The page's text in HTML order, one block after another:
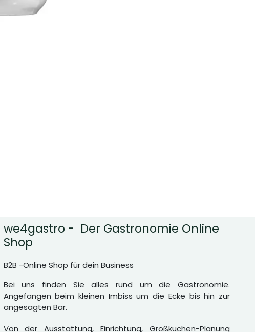
we4gastro - Der Gastronomie Online
Shop
B2B -Online Shop für dein Business
Bei uns finden Sie alles rund um die Gastronomie.
Angefangen beim kleinen Imbiss um die Ecke bis hin zur
angesagten Bar.
Von der Ausstattung, Einrichtung, Großküchen-Planung